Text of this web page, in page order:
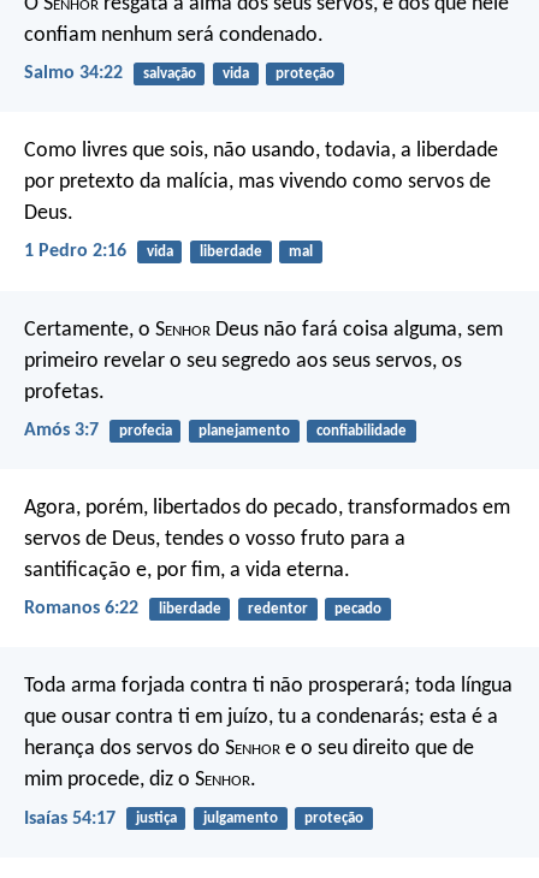
confiam nenhum será condenado.
Salmo 34:22 salvação vida proteção
Como livres que sois, não usando, todavia, a liberdade
por pretexto da malícia, mas vivendo como servos de
Deus.
1 Pedro 2:16 vida liberdade mal
Certamente, o Senhor Deus não fará coisa alguma, sem
primeiro revelar o seu segredo aos seus servos, os
profetas.
Amós 3:7 profecia planejamento confiabilidade
Agora, porém, libertados do pecado, transformados em
servos de Deus, tendes o vosso fruto para a
santificação e, por fim, a vida eterna.
Romanos 6:22 liberdade redentor pecado
Toda arma forjada contra ti não prosperará; toda língua
que ousar contra ti em juízo, tu a condenarás; esta é a
herança dos servos do Senhor e o seu direito que de
mim procede, diz o Senhor.
Isaías 54:17 justiça julgamento proteção